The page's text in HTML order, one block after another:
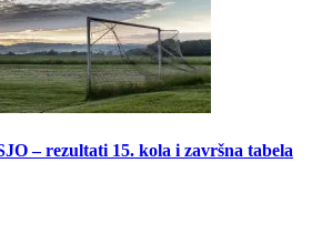
– rezultati 15. kola i završna tabela